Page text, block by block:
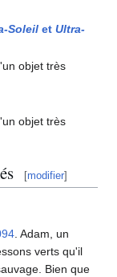
Soleil et Ultra-
objet très
objet très
[modifier]
. Adam, un
verts qu'il
Bien que